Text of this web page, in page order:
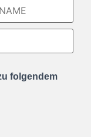
folgendem